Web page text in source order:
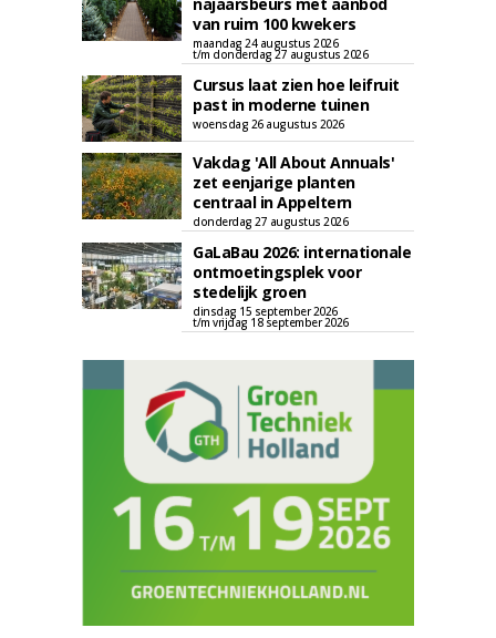
van ruim 100 kwekers
maandag 24 augustus 2026
t/m donderdag 27 augustus 2026
Cursus laat zien hoe leifruit
past in moderne tuinen
woensdag 26 augustus 2026
Vakdag 'All About Annuals'
zet eenjarige planten
centraal in Appeltern
donderdag 27 augustus 2026
GaLaBau 2026: internationale
ontmoetingsplek voor
stedelijk groen
dinsdag 15 september 2026
t/m vrijdag 18 september 2026